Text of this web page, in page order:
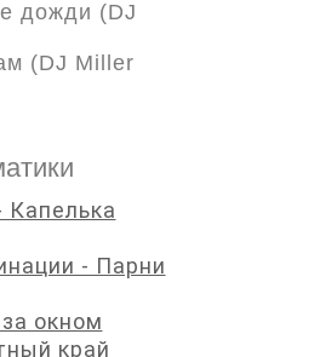
дожди (DJ
(DJ Miller
- Парни
окном
край